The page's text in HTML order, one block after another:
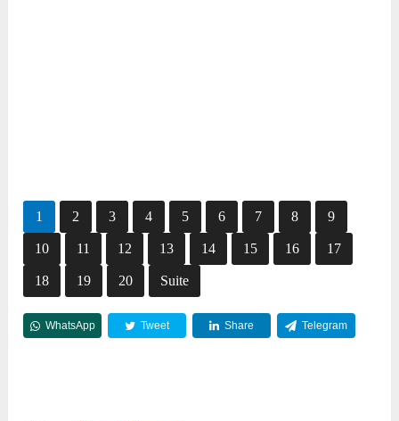
1 2 3 4 5 6 7 8 9
10 11 12 13 14 15 16 17
18 19 20 Suite
WhatsApp Tweet Share Telegram